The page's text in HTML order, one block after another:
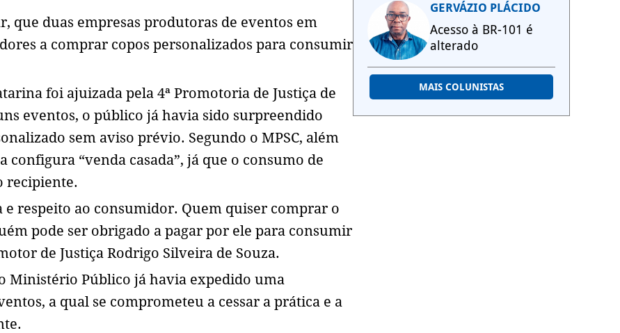
que duas empresas produtoras de eventos em
a comprar copos personalizados para consumir
foi ajuizada pela 4ª Promotoria de Justiça de
eventos, o público já havia sido surpreendido
sem aviso prévio. Segundo o MPSC, além
“venda casada”, já que o consumo de
recipiente.
e respeito ao consumidor. Quem quiser comprar o
pode ser obrigado a pagar por ele para consumir
de Justiça Rodrigo Silveira de Souza.
Ministério Público já havia expedido uma
a qual se comprometeu a cessar a prática e a
GERVÁZIO PLÁCIDO
Acesso à BR-101 é
alterado
MAIS COLUNISTAS